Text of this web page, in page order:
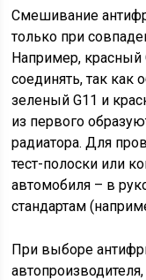
Смешивание
только при
Например,
соединять, так как
зеленый G11 и
из первого
радиатора. Для
тест-полоски или
автомобиля – в
стандартам
При выборе